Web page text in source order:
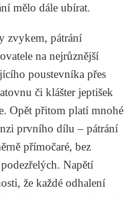
mělo dále ubírat.
zvykem, pátrání
na nejrůznější
poustevníka přes
či klášter jeptišek
Opět přitom platí mnohé
prvního dílu – pátrání
přímočaré, bez
Napětí
že každé odhalení